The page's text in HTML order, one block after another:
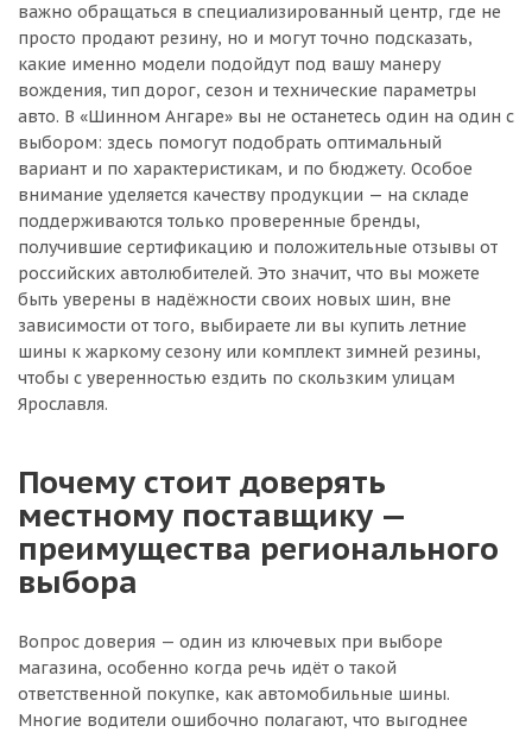
важно обращаться в специализированный центр, где не
просто продают резину, но и могут точно подсказать,
какие именно модели подойдут под вашу манеру
вождения, тип дорог, сезон и технические параметры
авто. В «Шинном Ангаре» вы не останетесь один на один с
выбором: здесь помогут подобрать оптимальный
вариант и по характеристикам, и по бюджету. Особое
внимание уделяется качеству продукции — на складе
поддерживаются только проверенные бренды,
получившие сертификацию и положительные отзывы от
российских автолюбителей. Это значит, что вы можете
быть уверены в надёжности своих новых шин, вне
зависимости от того, выбираете ли вы купить летние
шины к жаркому сезону или комплект зимней резины,
чтобы с уверенностью ездить по скользким улицам
Ярославля.
Почему стоит доверять
местному поставщику —
преимущества регионального
выбора
Вопрос доверия — один из ключевых при выборе
магазина, особенно когда речь идёт о такой
ответственной покупке, как автомобильные шины.
Многие водители ошибочно полагают, что выгоднее